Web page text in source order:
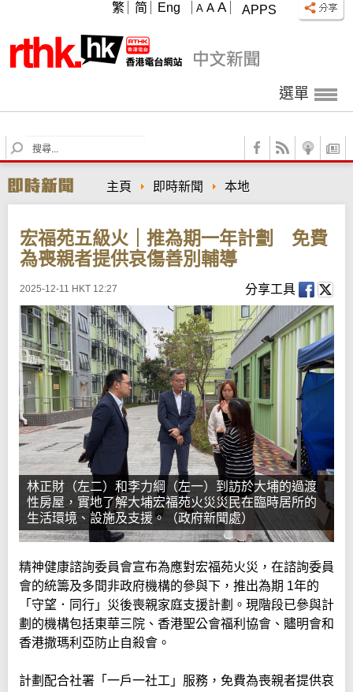
APPS
A A A
繁 简 Eng
選單
S
e
r
c
主頁 即時新聞 本地
宏福苑五級火｜推為期一年計劃 免費
為喪親者提供哀傷善別輔導
2025-12-11 HKT 12:27 分享工具
林正財（左二）和李力綱（左一）到訪於大埔的過渡
性房屋，實地了解大埔宏福苑火災災民在臨時居所的
生活環境、設施及支援。（政府新聞處）
精神健康諮詢委員會宣布為應對宏福苑火災，在諮詢委員
會的統籌及多間非政府機構的參與下，推出為期 1年的
「守望．同行」災後喪親家庭支援計劃。現階段已參與計
劃的機構包括東華三院、香港聖公會福利協會、贐明會和
香港撒瑪利亞防止自殺會。
計劃配合社署「一戶一社工」服務，免費為喪親者提供哀